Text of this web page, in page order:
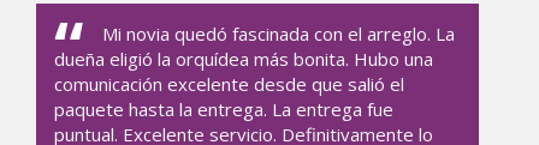
Mi novia quedó fascinada con el arreglo. La
dueña eligió la orquídea más bonita. Hubo una
comunicación excelente desde que salió el
paquete hasta la entrega. La entrega fue
puntual. Excelente servicio. Definitivamente lo